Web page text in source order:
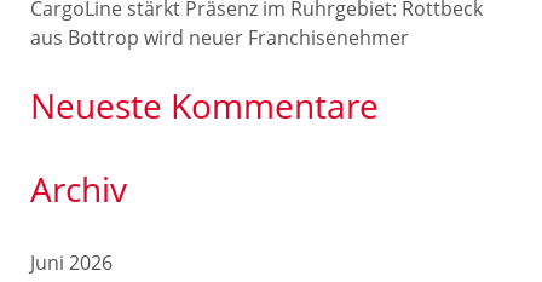
CargoLine stärkt Präsenz im Ruhrgebiet: Rottbeck
aus Bottrop wird neuer Franchisenehmer
Neueste Kommentare
Archiv
Juni 2026